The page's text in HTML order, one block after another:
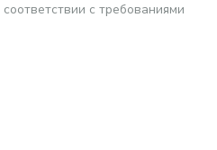
с требованиями